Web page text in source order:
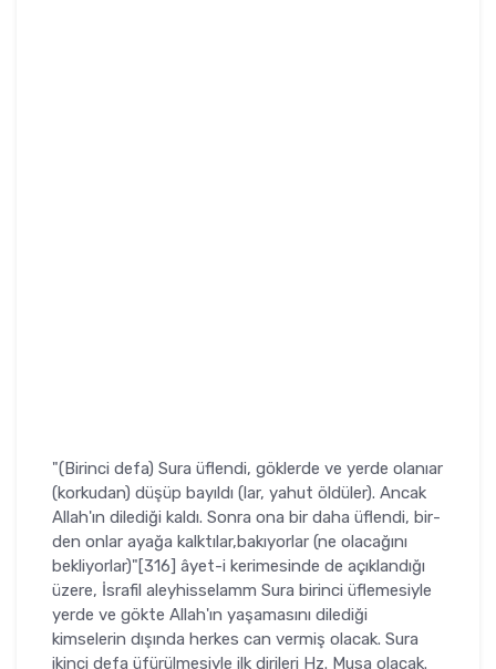
"(Birinci defa) Sura üflendi, göklerde ve yerde olanıar
(korkudan) düşüp bayıldı (lar, yahut öl­düler). Ancak
Allah'ın dilediği kaldı. Sonra ona bir daha üflendi, bir­
den onlar ayağa kalktılar,bakıyorlar (ne olacağını
bekliyorlar)"[316] âyet-i kerimesinde de açıklandığı
üzere, İsrafil aleyhisselamm Sura birin­ci üflemesiyle
yerde ve gökte Allah'ın yaşamasını dilediği
kimselerin dı­şında herkes can vermiş olacak. Sura
ikinci defa üfürülmesiyle ilk dirileri Hz. Musa olacak.